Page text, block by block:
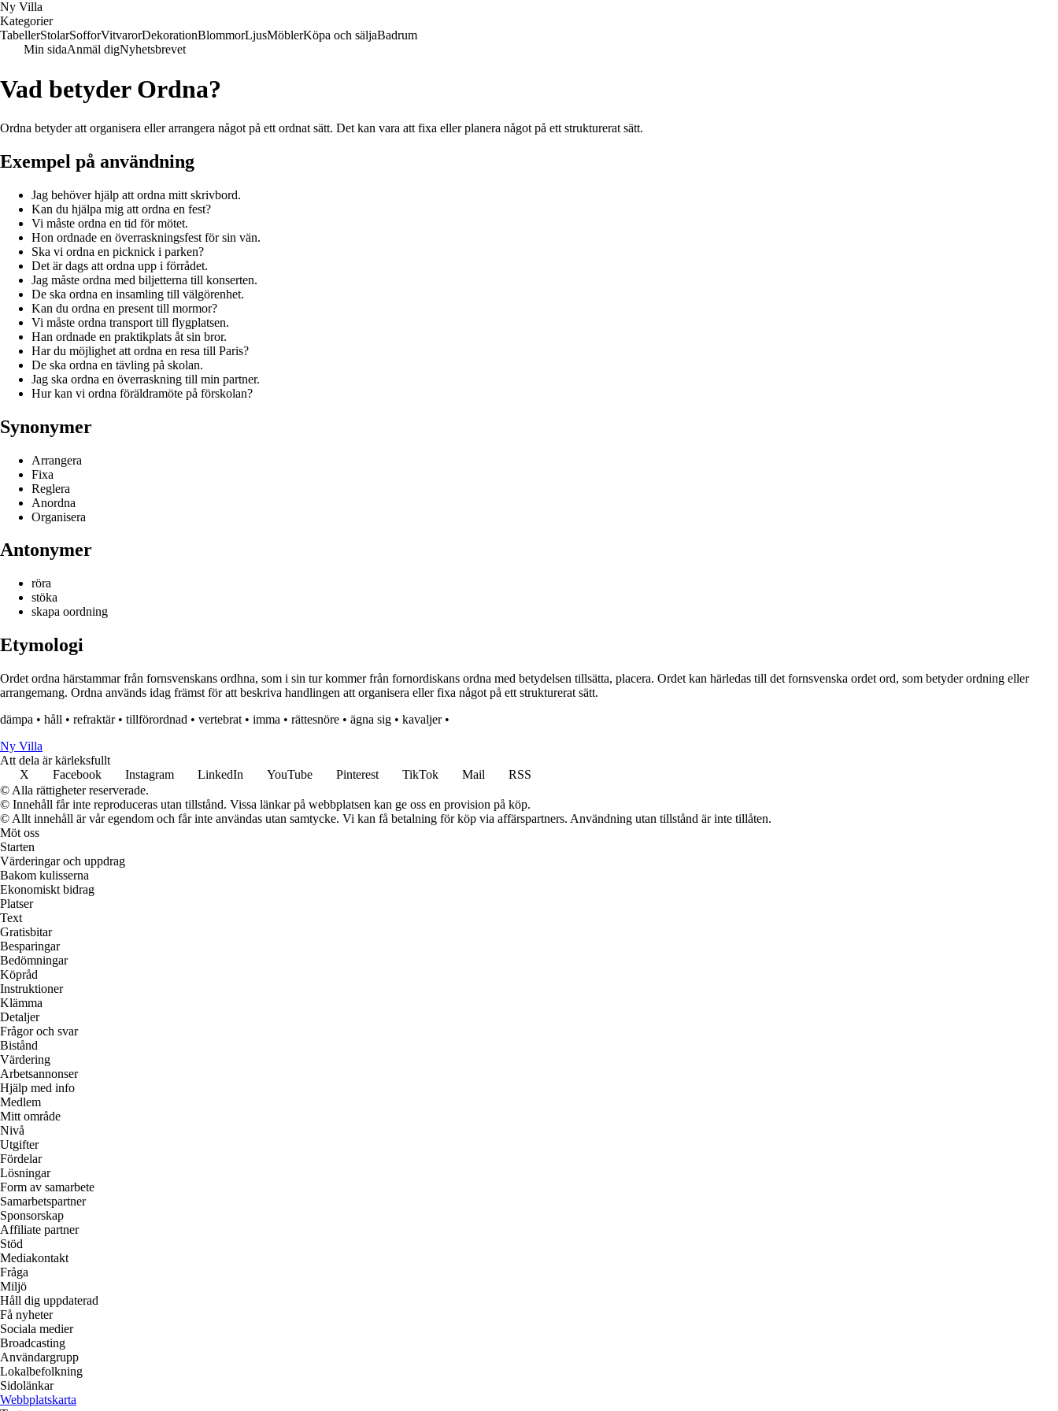
Ny Villa
Kategorier
TabellerStolarSofforVitvarorDekorationBlommorLjusMöblerKöpa och säljaBadrum
Min sidaAnmäl digNyhetsbrevet
Vad betyder Ordna?
Ordna betyder att organisera eller arrangera något på ett ordnat sätt. Det kan vara att fixa eller planera något på ett strukturerat sätt.
Exempel på användning
Jag behöver hjälp att ordna mitt skrivbord.
Kan du hjälpa mig att ordna en fest?
Vi måste ordna en tid för mötet.
Hon ordnade en överraskningsfest för sin vän.
Ska vi ordna en picknick i parken?
Det är dags att ordna upp i förrådet.
Jag måste ordna med biljetterna till konserten.
De ska ordna en insamling till välgörenhet.
Kan du ordna en present till mormor?
Vi måste ordna transport till flygplatsen.
Han ordnade en praktikplats åt sin bror.
Har du möjlighet att ordna en resa till Paris?
De ska ordna en tävling på skolan.
Jag ska ordna en överraskning till min partner.
Hur kan vi ordna föräldramöte på förskolan?
Synonymer
Arrangera
Fixa
Reglera
Anordna
Organisera
Antonymer
röra
stöka
skapa oordning
Etymologi
Ordet ordna härstammar från fornsvenskans ordhna, som i sin tur kommer från fornordiskans ordna med betydelsen tillsätta, placera. Ordet kan härledas till det fornsvenska ordet ord, som betyder ordning eller
arrangemang. Ordna används idag främst för att beskriva handlingen att organisera eller fixa något på ett strukturerat sätt.
dämpa • håll • refraktär• tillförordnad • vertebrat • imma • rättesnöre • ägna sig • kavaljer•
Ny Villa
Att dela är kärleksfullt
X
Facebook Instagram LinkedIn YouTube Pinterest TikTok Mail
RSS
© Alla rättigheter reserverade.
© Innehåll får inte reproduceras utan tillstånd. Vissa länkar på webbplatsen kan ge oss en provision på köp.
© Allt innehåll är vår egendom och får inte användas utan samtycke. Vi kan få betalning för köp via affärspartners. Användning utan tillstånd är inte tillåten.
Möt oss
Starten
Värderingar och uppdrag
Bakom kulisserna
Ekonomiskt bidrag
Platser
Text
Gratisbitar
Besparingar
Bedömningar
Köpråd
Instruktioner
Klämma
Detaljer
Frågor och svar
Bistånd
Värdering
Arbetsannonser
Hjälp med info
Medlem
Mitt område
Nivå
Utgifter
Fördelar
Lösningar
Form av samarbete
Samarbetspartner
Sponsorskap
Affiliate partner
Stöd
Mediakontakt
Fråga
Miljö
Håll dig uppdaterad
Få nyheter
Sociala medier
Broadcasting
Användargrupp
Lokalbefolkning
Sidolänkar
Webbplatskarta